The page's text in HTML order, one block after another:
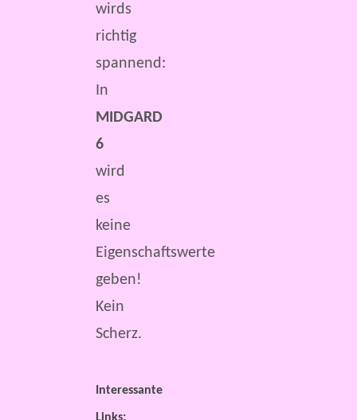
wirds
richtig
spannend:
In
MIDGARD
6
wird
es
keine
Eigenschaftswerte
geben!
Kein
Scherz.
Interessante